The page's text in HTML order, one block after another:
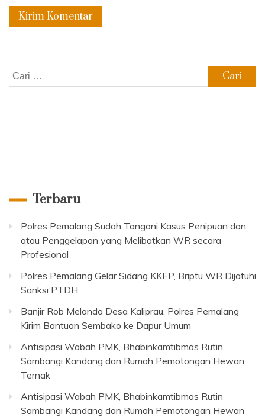
Cari
untuk:
Terbaru
Polres Pemalang Sudah Tangani Kasus Penipuan dan
atau Penggelapan yang Melibatkan WR secara
Profesional
Polres Pemalang Gelar Sidang KKEP, Briptu WR Dijatuhi
Sanksi PTDH
Banjir Rob Melanda Desa Kaliprau, Polres Pemalang
Kirim Bantuan Sembako ke Dapur Umum
Antisipasi Wabah PMK, Bhabinkamtibmas Rutin
Sambangi Kandang dan Rumah Pemotongan Hewan
Ternak
Antisipasi Wabah PMK, Bhabinkamtibmas Rutin
Sambangi Kandang dan Rumah Pemotongan Hewan